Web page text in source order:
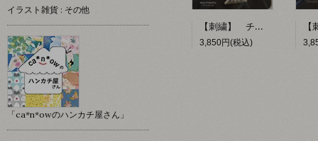
【刺繍】 チョコレートパフェ 【ポコルテポコチル】
3,850円(税込)
イラスト雑貨 : その他
「ca*n*owのハンカチ屋さん」